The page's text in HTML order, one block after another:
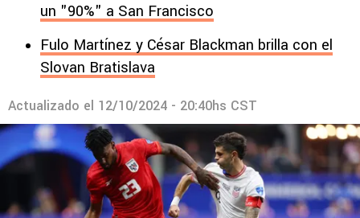
un "90%" a San Francisco
Fulo Martínez y César Blackman brilla con el
Slovan Bratislava
Actualizado el 12/10/2024 - 20:40hs CST